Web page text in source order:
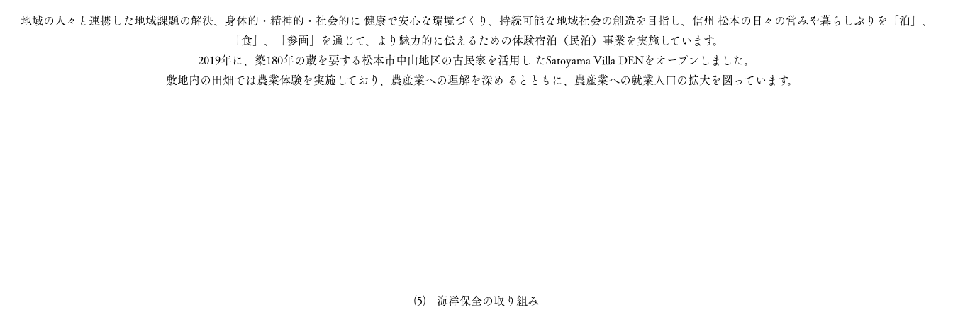
地域の人々と連携した地域課題の解決、身体的・精神的・社会的に 健康で安心な環境づくり、持続可能な地域社会の創造を目指し、信州 松本の日々の営みや暮らしぶりを「泊」、
「食」、「参画」を通じて、より魅力的に伝えるための体験宿泊（民泊）事業を実施しています。
2019年に、築180年の蔵を要する松本市中山地区の古民家を活用し たSatoyama Villa DENをオープンしました。
敷地内の田畑では農業体験を実施しており、農産業への理解を深め るとともに、農産業への就業人口の拡大を図っています。
⑸ 海洋保全の取り組み